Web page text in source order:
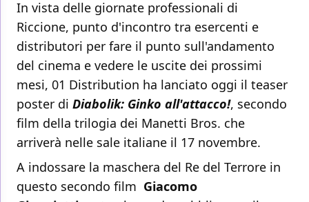
In vista delle giornate professionali di
Riccione, punto d'incontro tra esercenti e
distributori per fare il punto sull'andamento
del cinema e vedere le uscite dei prossimi
mesi, 01 Distribution ha lanciato oggi il teaser
poster di Diabolik: Ginko all'attacco!, secondo
film della trilogia dei Manetti Bros. che
arriverà nelle sale italiane il 17 novembre.
A indossare la maschera del Re del Terrore in
questo secondo film Giacomo